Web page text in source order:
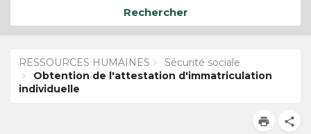
Rechercher
RESSOURCES HUMAINES
Sécurité sociale
Obtention de l'attestation d'immatriculation
individuelle
print share